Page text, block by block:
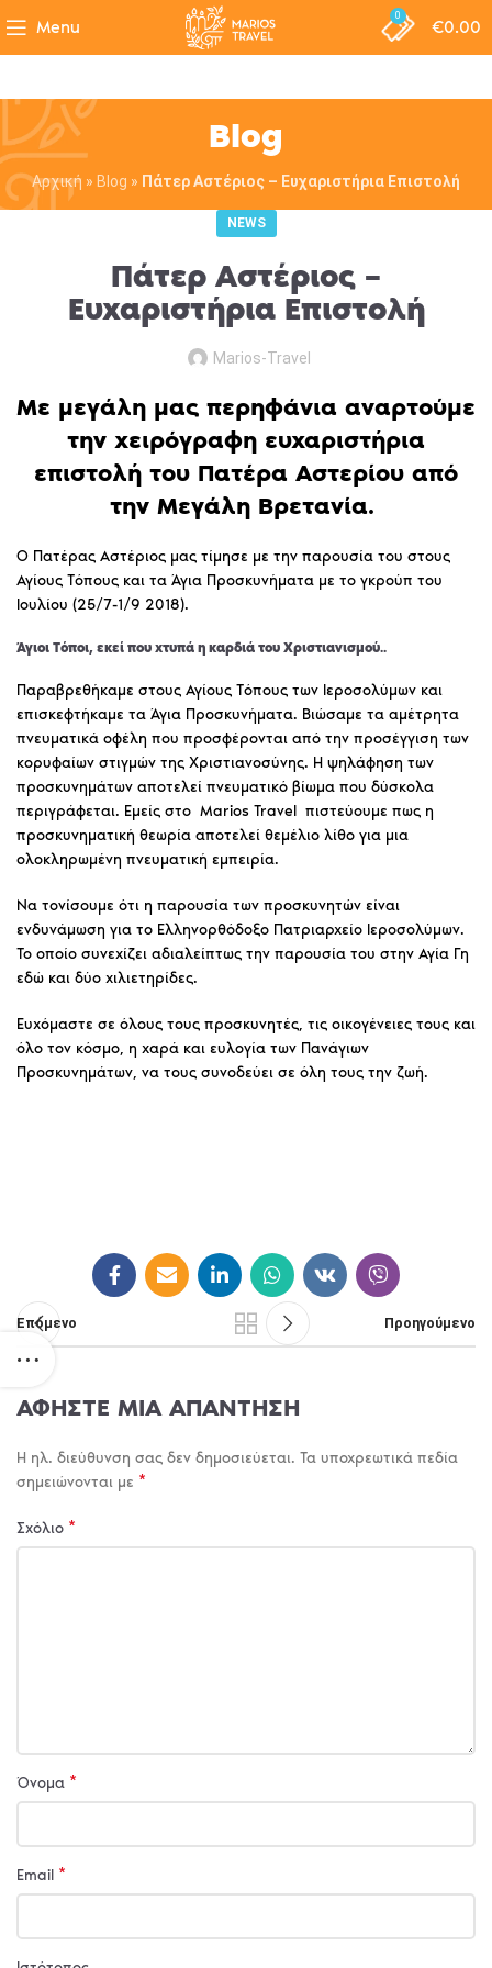
Menu
0
€0.00
Blog
Αρχική » Blog » Πάτερ Αστέριος – Ευχαριστήρια Επιστολή
NEWS
Πάτερ Αστέριος –
Ευχαριστήρια Επιστολή
Marios-Travel
Με μεγάλη μας περηφάνια αναρτούμε
την χειρόγραφη ευχαριστήρια
επιστολή του Πατέρα Αστερίου από
την Μεγάλη Βρετανία.
Ο Πατέρας Αστέριος μας τίμησε με την παρουσία του στους
Αγίους Τόπους και τα Άγια Προσκυνήματα με το γκρούπ του
Ιουλίου (25/7-1/9 2018).
Άγιοι Τόποι, εκεί που χτυπά η καρδιά του Χριστιανισμού..
Παραβρεθήκαμε στους Αγίους Τόπους των Ιεροσολύμων και
επισκεφτήκαμε τα Άγια Προσκυνήματα. Βιώσαμε τα αμέτρητα
πνευματικά οφέλη που προσφέρονται από την προσέγγιση των
κορυφαίων στιγμών της Χριστιανοσύνης. Η ψηλάφηση των
προσκυνημάτων αποτελεί πνευματικό βίωμα που δύσκολα
περιγράφεται. Εμείς στο Marios Travel πιστεύουμε πως η
προσκυνηματική θεωρία αποτελεί θεμέλιο λίθο για μια
ολοκληρωμένη πνευματική εμπειρία.
Να τονίσουμε ότι η παρουσία των προσκυνητών είναι
ενδυνάμωση για το Ελληνορθόδοξο Πατριαρχείο Ιεροσολύμων.
Το οποίο συνεχίζει αδιαλείπτως την παρουσία του στην Αγία Γη
εδώ και δύο χιλιετηρίδες.
Ευχόμαστε σε όλους τους προσκυνητές, τις οικογένειες τους και
όλο τον κόσμο, η χαρά και ευλογία των Πανάγιων
Προσκυνημάτων, να τους συνοδεύει σε όλη τους την ζωή.
Επόμενο Προηγούμενο
ΑΦΉΣΤΕ ΜΙΑ ΑΠΆΝΤΗΣΗ
Η ηλ. διεύθυνση σας δεν δημοσιεύεται. Τα υποχρεωτικά πεδία
σημειώνονται με *
Σχόλιο *
Όνομα *
Email *